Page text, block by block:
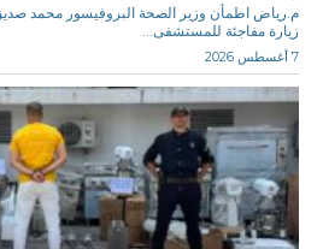
م.رياض اطمأن وزير الصحة البروفيسور محمد
زيارة مفاجئة للمستشفى...
7 أغسطس 2026